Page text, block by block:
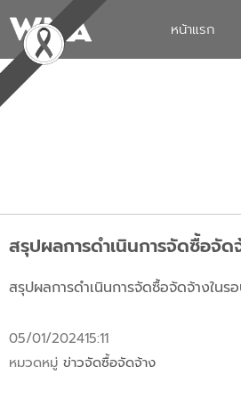
หน้าแรก
สรุปผลการดำเนินการจัดซื้อจั
สรุปผลการดำเนินการจัดซื้อจัดจ้างใน
05/01/202415:11
หมวดหมู่ ข่าวจัดซื้อจัดจ้าง